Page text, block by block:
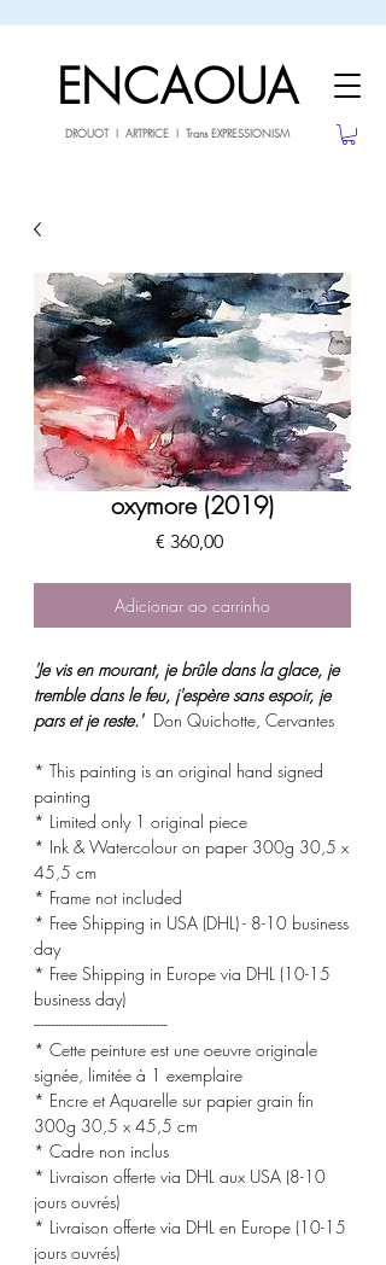
ENCAOUA
DROUOT I ARTPRICE I Trans EXPRESSIONISM
oxymore (2019)
€ 360,00Preço
Adicionar ao carrinho
'Je vis en mourant, je brûle dans la glace, je
tremble dans le feu, j'espère sans espoir, je
pars et je reste.' Don Quichotte, Cervantes
* This painting is an original hand signed
painting
* Limited only 1 original piece
* Ink & Watercolour on paper 300g 30,5 x
45,5 cm
* Frame not included
* Free Shipping in USA (DHL) - 8-10 business
day
* Free Shipping in Europe via DHL (10-15
business day)
-------------------------------------
* Cette peinture est une oeuvre originale
signée, limitée à 1 exemplaire
* Encre et Aquarelle sur papier grain fin
300g 30,5 x 45,5 cm
* Cadre non inclus
* Livraison offerte via DHL aux USA (8-10
jours ouvrés)
* Livraison offerte via DHL en Europe (10-15
jours ouvrés)